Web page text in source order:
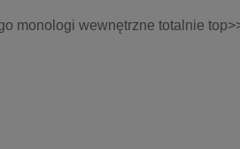
monologi wewnętrzne totalnie